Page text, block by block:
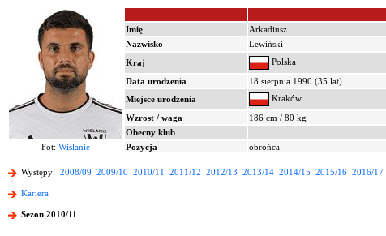
Imię
Arkadiusz
Nazwisko
Lewiński
Kraj
Polska
Data urodzenia
18 sierpnia 1990 (35 lat)
Miejsce urodzenia
Kraków
Wzrost / waga
186 cm / 80 kg
Obecny klub
Fot: Wiślanie Pozycja obrońca
Występy: 2008/09 2009/10 2010/11 2011/12 2012/13 2013/14 2014/15 2015/16 2016/17
Kariera
Sezon 2010/11